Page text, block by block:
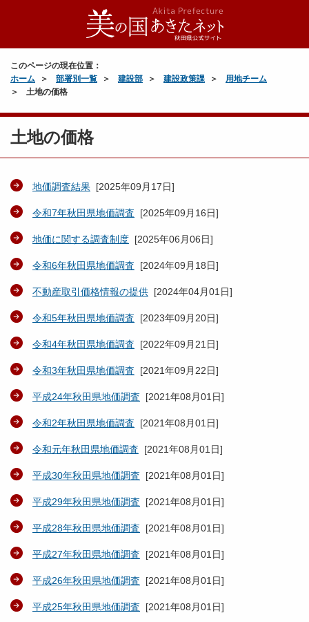
このページの現在位置：
ホーム
部署別一覧 建設部 建設政策課
用地チーム
土地の価格
土地の価格
地価調査結果 [2025年09月17日]
令和7年秋田県地価調査 [2025年09月16日]
地価に関する調査制度 [2025年06月06日]
令和6年秋田県地価調査 [2024年09月18日]
不動産取引価格情報の提供 [2024年04月01日]
令和5年秋田県地価調査 [2023年09月20日]
令和4年秋田県地価調査 [2022年09月21日]
令和3年秋田県地価調査 [2021年09月22日]
平成24年秋田県地価調査 [2021年08月01日]
令和2年秋田県地価調査 [2021年08月01日]
令和元年秋田県地価調査 [2021年08月01日]
平成30年秋田県地価調査 [2021年08月01日]
平成29年秋田県地価調査 [2021年08月01日]
平成28年秋田県地価調査 [2021年08月01日]
平成27年秋田県地価調査 [2021年08月01日]
平成26年秋田県地価調査 [2021年08月01日]
平成25年秋田県地価調査 [2021年08月01日]